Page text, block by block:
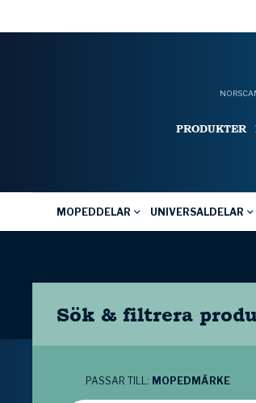
PRODUKTER
MOPEDDELAR UNIVERSALDELAR
Sök & filtrera
PASSAR TILL: MOPEDMÄRKE